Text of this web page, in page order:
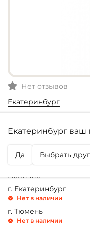
Нет отзывов
Екатеринбург
Екатеринбург ваш
Да Выбрать
2 650,99₽
Наличие
г. Екатеринбург
Нет в наличии
г. Тюмень
Нет в наличии